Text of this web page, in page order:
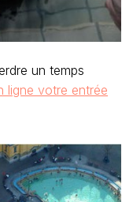
un temps
ligne votre entrée